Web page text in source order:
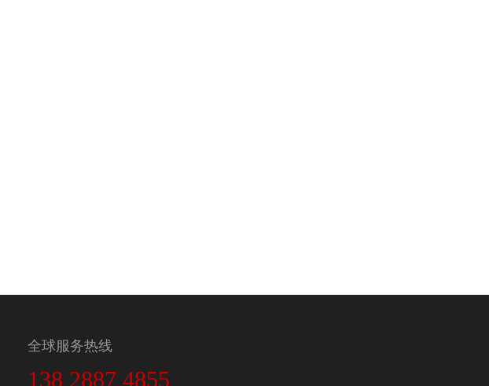
全球服务热线
138 2887 4855